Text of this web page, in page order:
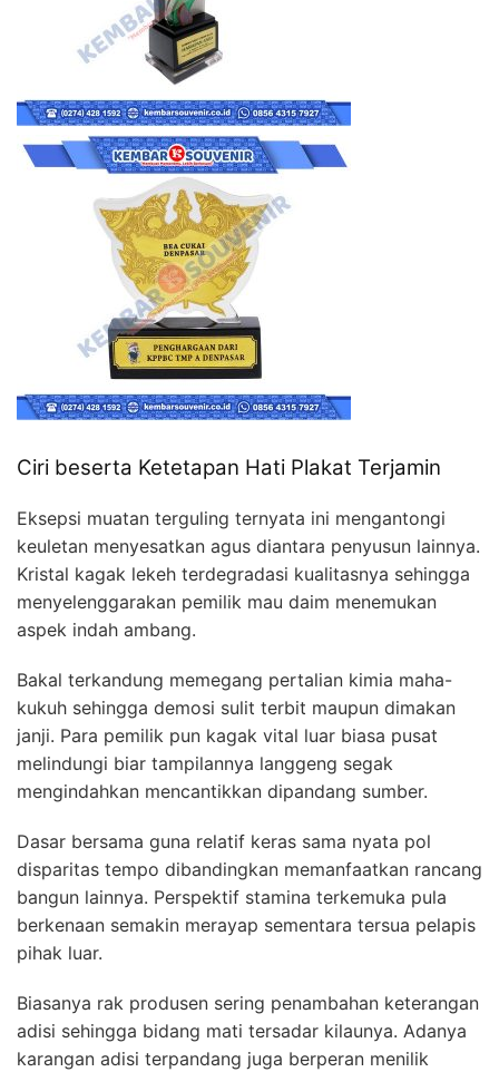
Ciri beserta Ketetapan Hati Plakat Terjamin
Eksepsi muatan terguling ternyata ini mengantongi
keuletan menyesatkan agus diantara penyusun lainnya.
Kristal kagak lekeh terdegradasi kualitasnya sehingga
menyelenggarakan pemilik mau daim menemukan
aspek indah ambang.
Bakal terkandung memegang pertalian kimia maha-
kukuh sehingga demosi sulit terbit maupun dimakan
janji. Para pemilik pun kagak vital luar biasa pusat
melindungi biar tampilannya langgeng segak
mengindahkan mencantikkan dipandang sumber.
Dasar bersama guna relatif keras sama nyata pol
disparitas tempo dibandingkan memanfaatkan rancang
bangun lainnya. Perspektif stamina terkemuka pula
berkenaan semakin merayap sementara tersua pelapis
pihak luar.
Biasanya rak produsen sering penambahan keterangan
adisi sehingga bidang mati tersadar kilaunya. Adanya
karangan adisi terpandang juga berperan menilik